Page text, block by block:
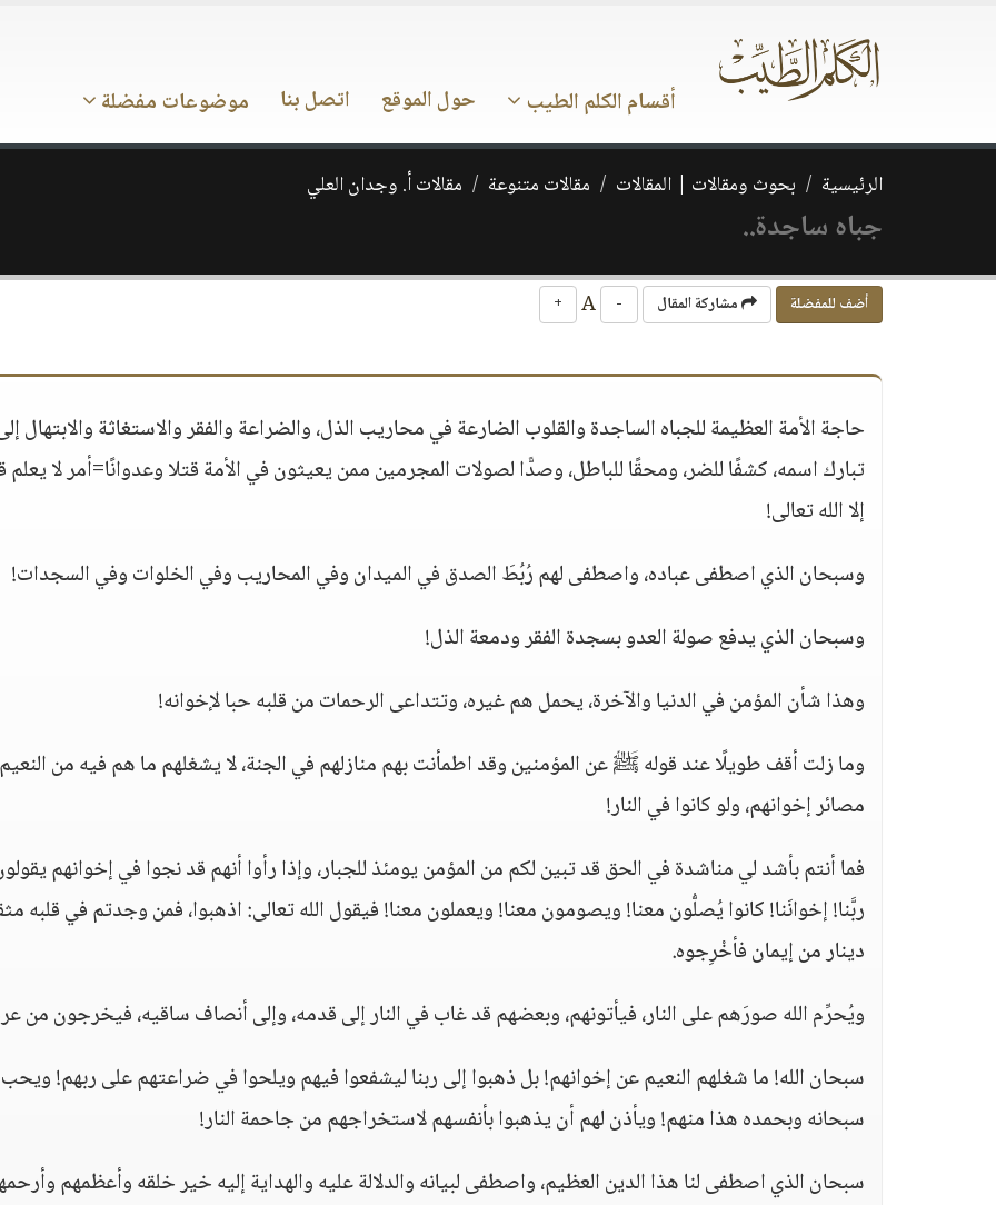
أقسام الكلم الطيب حول الموقع اتصل بنا موضوعات مفضلة
الرئيسية بحوث ومقالات | المقالات مقالات متنوعة مقالات أ. وجدان العلي
جباه ساجدة..
أضف للمفضلة مشاركة المقال -
+
حاجة الأمة العظيمة للجباه الساجدة والقلوب الضارعة في محاريب الذل، والضراعة والفقر والاستغاثة والابتهال
تبارك اسمه، كشفًا للضر، ومحقًا للباطل، وصدًّا لصولات المجرمين ممن يعيثون في الأمة قتلا وعدوانًا=أمر لا يعلم
إلا الله تعالى!
وسبحان الذي اصطفى عباده، واصطفى لهم رُبُطَ الصدق في الميدان وفي المحاريب وفي الخلوات وفي السجدات!
وسبحان الذي يدفع صولة العدو بسجدة الفقر ودمعة الذل!
وهذا شأن المؤمن في الدنيا والآخرة، يحمل هم غيره، وتتداعى الرحمات من قلبه حبا لإخوانه!
وما زلت أقف طويلًا عند قوله ﷺ عن المؤمنين وقد اطمأنت بهم منازلهم في الجنة، لا يشغلهم ما هم فيه من
مصائر إخوانهم، ولو كانوا في النار!
فما أنتم بأشد لي مناشدة في الحق قد تبين لكم من المؤمن يومئذ للجبار، وإذا رأوا أنهم قد نجوا في إخوانهم
ربَّنا! إخوانَنا! كانوا يُصلُّون معنا! ويصومون معنا! ويعملون معنا! فيقول الله تعالى: اذهبوا، فمن وجدتم في قلبه
دينار من إيمان فأخْرِجوه.
ويُحرِّم الله صورَهم على النار، فيأتونهم، وبعضهم قد غاب في النار إلى قدمه، وإلى أنصاف ساقيه، فيخرجون من
سبحان الله! ما شغلهم النعيم عن إخوانهم! بل ذهبوا إلى ربنا ليشفعوا فيهم ويلحوا في ضراعتهم على ربهم! ويحب
سبحانه وبحمده هذا منهم! ويأذن لهم أن يذهبوا بأنفسهم لاستخراجهم من جاحمة النار!
سبحان الذي اصطفى لنا هذا الدين العظيم، واصطفى لبيانه والدلالة عليه والهداية إليه خير خلقه وأعظمهم